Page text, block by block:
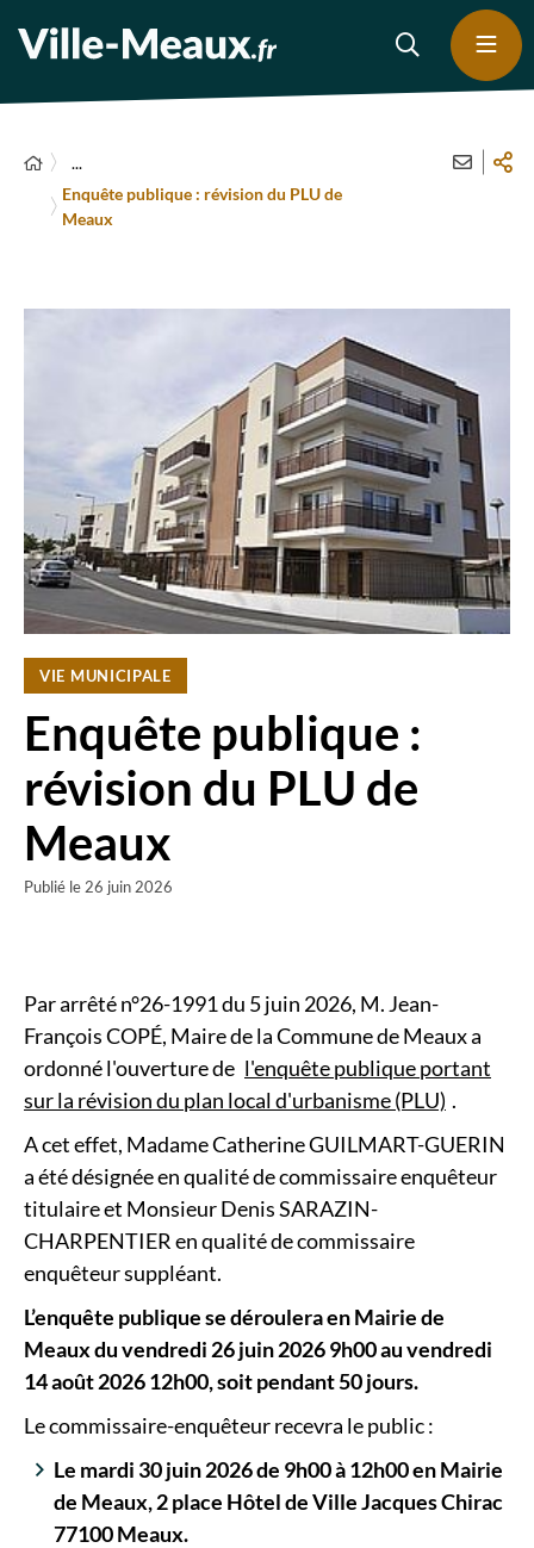
...
Enquête publique : révision du PLU de
Meaux
VIE MUNICIPALE
Enquête publique :
révision du PLU de
Meaux
Publié le 26 juin 2026
Par arrêté n°26-1991 du 5 juin 2026, M. Jean-
François COPÉ, Maire de la Commune de Meaux a
ordonné l'ouverture de l'enquête publique portant
sur la révision du plan local d'urbanisme (PLU) .
A cet effet, Madame Catherine GUILMART-GUERIN
a été désignée en qualité de commissaire enquêteur
titulaire et Monsieur Denis SARAZIN-
CHARPENTIER en qualité de commissaire
enquêteur suppléant.
L’enquête publique se déroulera en Mairie de
Meaux du vendredi 26 juin 2026 9h00 au vendredi
14 août 2026 12h00, soit pendant 50 jours.
Le commissaire-enquêteur recevra le public :
Le mardi 30 juin 2026 de 9h00 à 12h00 en Mairie
de Meaux, 2 place Hôtel de Ville Jacques Chirac
77100 Meaux.